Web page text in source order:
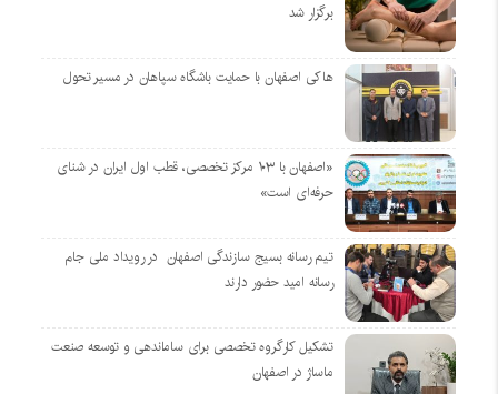
برگزار شد
هاکی اصفهان با حمایت باشگاه سپاهان در مسیر تحول
«اصفهان با ۱۰۳ مرکز تخصصی، قطب اول ایران در شنای
حرفه‌ای است»
تیم رسانه بسیج سازندگی اصفهان در رویداد ملی جام
رسانه امید حضور دارند
تشکیل کارگروه تخصصی برای ساماندهی و توسعه صنعت
ماساژ در اصفهان